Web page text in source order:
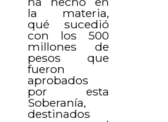
la materia,
qué sucedió
con los 500
millones de
pesos que
fueron
aprobados
por esta
Soberanía,
destinados